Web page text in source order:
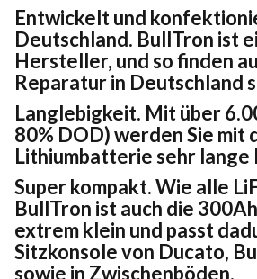
Entwickelt und
Deutschland. BullTron ist
Hersteller, und so finden
Reparatur in Deutschland
Langlebigkeit. Mit über
80% DOD) werden Sie mit
Lithiumbatterie sehr lange
Super kompakt. Wie alle
BullTron ist auch die
extrem klein und passt
Sitzkonsole von Ducato,
sowie in Zwischenböden.